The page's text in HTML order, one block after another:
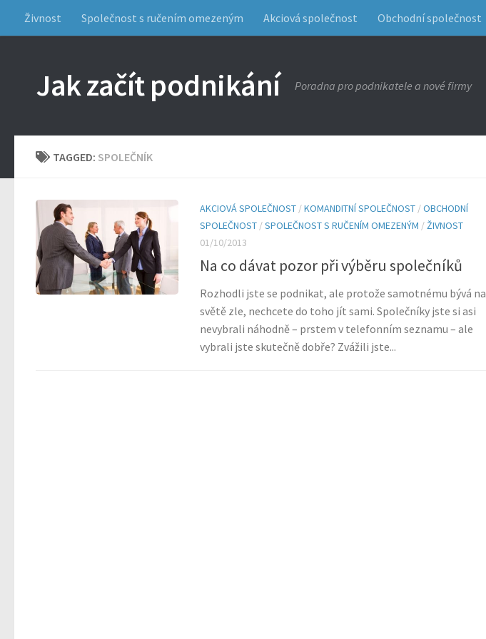
Živnost Společnost s ručením omezeným Akciová společnost Obchodní společnost
Jak začít podnikání Poradna pro podnikatele a nové firmy
TAGGED: SPOLEČNÍK
AKCIOVÁ SPOLEČNOST /KOMANDITNÍ SPOLEČNOST /OBCHODNÍ
SPOLEČNOST /SPOLEČNOST S RUČENÍM OMEZENÝM /ŽIVNOST
01/10/2013
Na co dávat pozor při výběru společníků
Rozhodli jste se podnikat, ale protože samotnému bývá na
světě zle, nechcete do toho jít sami. Společníky jste si asi
nevybrali náhodně – prstem v telefonním seznamu – ale
vybrali jste skutečně dobře? Zvážili jste...